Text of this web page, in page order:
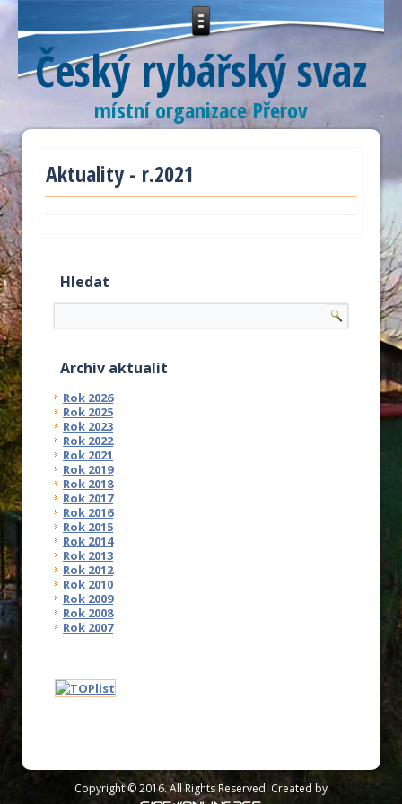
Český rybářský svaz
místní organizace Přerov
Aktuality - r.2021
Hledat
Archiv aktualit
Rok 2026
Rok 2025
Rok 2023
Rok 2022
Rok 2021
Rok 2019
Rok 2018
Rok 2017
Rok 2016
Rok 2015
Rok 2014
Rok 2013
Rok 2012
Rok 2010
Rok 2009
Rok 2008
Rok 2007
Copyright © 2016. All Rights Reserved. Created by